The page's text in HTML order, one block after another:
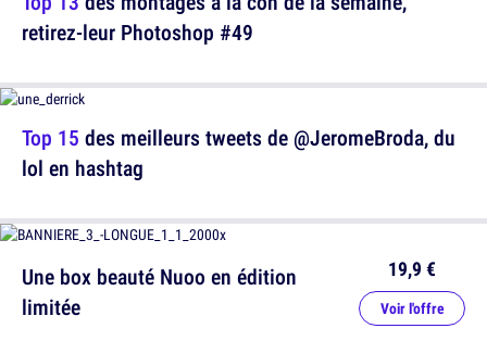
Top 15 des meilleurs tweets de @JeromeBroda, du
lol en hashtag
retirez-leur Photoshop #49
Une box beauté Nuoo en édition
limitée
19,9 €
Voir l'offre